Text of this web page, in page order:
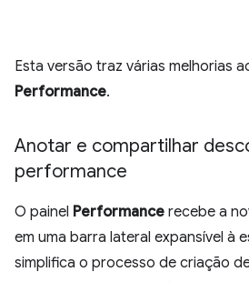
Esta versão traz várias melhorias
Performance.
Anotar e compartilhar
performance
O painel Performance recebe a
em uma barra lateral expansível à
simplifica o processo de criação